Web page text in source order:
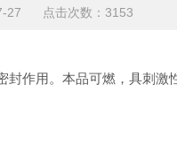
27 点击次数：3153
作用。本品可燃，具刺激